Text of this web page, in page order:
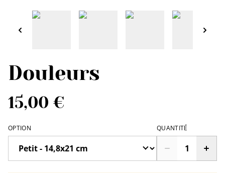
Douleurs
15,00 €
OPTION QUANTITÉ